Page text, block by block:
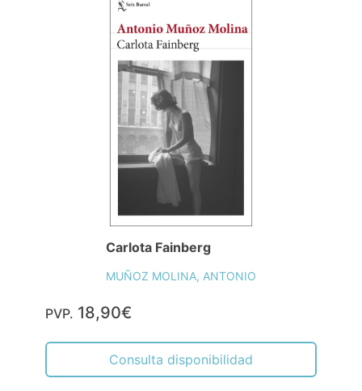
Carlota Fainberg
MUÑOZ MOLINA, ANTONIO
PVP. 18,90€
Consulta disponibilidad